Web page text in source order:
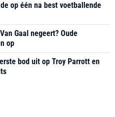
op één na best voetballende
Gaal negeert? Oude
op
bod uit op Troy Parrott en